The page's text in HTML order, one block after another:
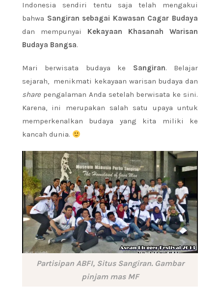
Indonesia sendiri tentu saja telah mengakui
bahwa Sangiran sebagai Kawasan Cagar Budaya
dan mempunyai Kekayaan Khasanah Warisan
Budaya Bangsa.
Mari berwisata budaya ke Sangiran. Belajar
sejarah, menikmati kekayaan warisan budaya dan
share pengalaman Anda setelah berwisata ke sini.
Karena, ini merupakan salah satu upaya untuk
memperkenalkan budaya yang kita miliki ke
kancah dunia.
Partisipan ABFI, Situs Sangiran. Gambar
pinjam mas MF